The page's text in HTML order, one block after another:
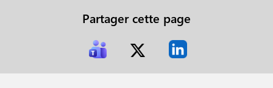
Partager cette page